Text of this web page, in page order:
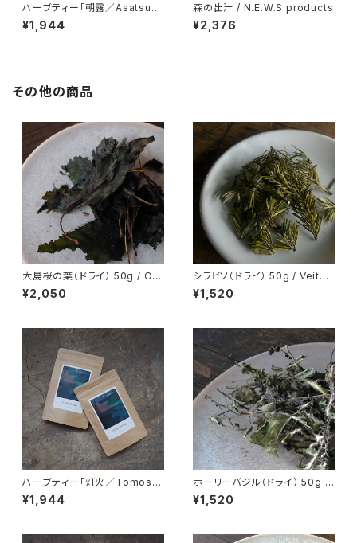
ハーブティー「朝露／Asatsuy
u」ブレンド ティーパック20個入
り
¥1,944
森の出汁 / N.E.W.S products
¥2,376
その他の商品
大島桜の葉（ドライ） 50g / Os
hima cherry leaves
¥2,050
シラビソ（ドライ） 50g / Veitc
h’s fir
¥1,520
ハーブティー「灯火／Tomoshi
bi」ブレンド ティーパック20個
入り
¥1,944
ホーリーバジル（ドライ） 50g /
Holy Basil
¥1,520